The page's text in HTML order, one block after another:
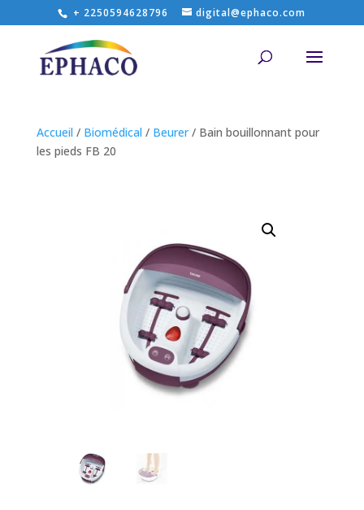
+ 2250594628796 digital@ephaco.com
Accueil / Biomédical / Beurer/ Bain bouillonnant pour
les pieds FB 20